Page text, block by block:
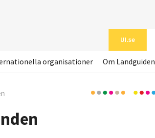
UI.se
organisationer Om Landguiden